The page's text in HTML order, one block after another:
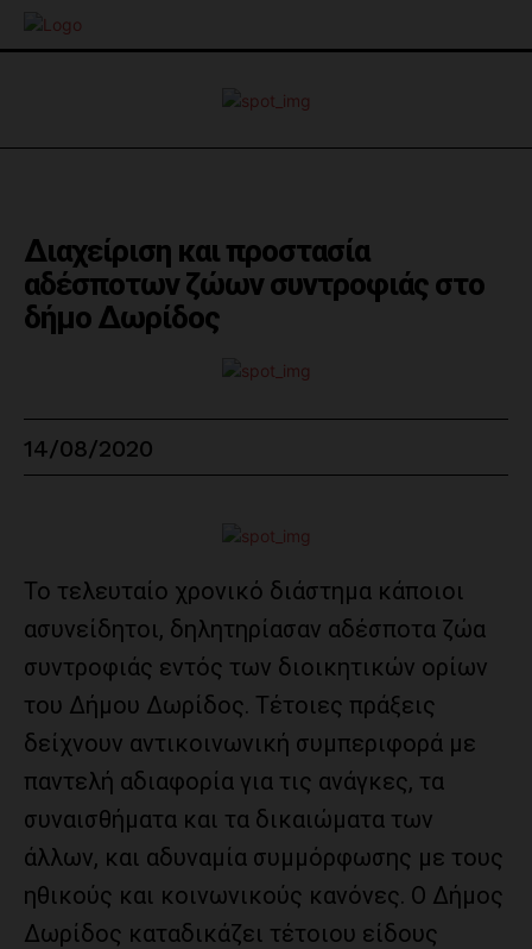
Διαχείριση και προστασία
αδέσποτων ζώων συντροφιάς στο
δήμο Δωρίδος
14/08/2020
Το τελευταίο χρονικό διάστημα κάποιοι
ασυνείδητοι, δηλητηρίασαν αδέσποτα ζώα
συντροφιάς εντός των διοικητικών ορίων
του Δήμου Δωρίδος. Τέτοιες πράξεις
δείχνουν αντικοινωνική συμπεριφορά με
παντελή αδιαφορία για τις ανάγκες, τα
συναισθήματα και τα δικαιώματα των
άλλων, και αδυναμία συμμόρφωσης με τους
ηθικούς και κοινωνικούς κανόνες. Ο Δήμος
Δωρίδος καταδικάζει τέτοιου είδους